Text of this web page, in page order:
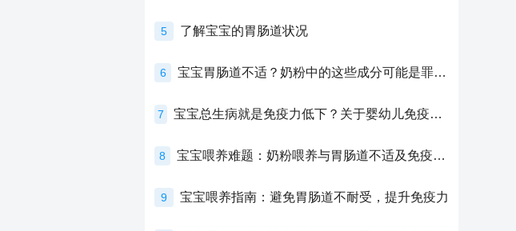
5 了解宝宝的胃肠道状况
6 宝宝胃肠道不适？奶粉中的这些成分可能是罪魁祸首！
7 宝宝总生病就是免疫力低下？关于婴幼儿免疫力的真相，家长必须了解！
8 宝宝喂养难题：奶粉喂养与胃肠道不适及免疫力提升的奥秘
9 宝宝喂养指南：避免胃肠道不耐受，提升免疫力